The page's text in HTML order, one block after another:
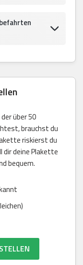
über 50
brauchst du
riskierst du
dir deine Plakette
bequem.